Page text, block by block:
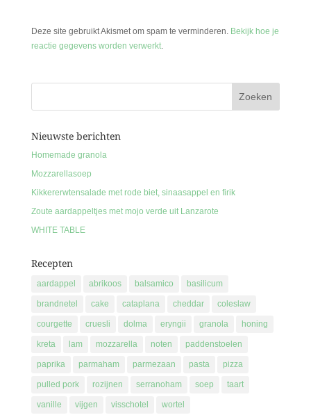
Deze site gebruikt Akismet om spam te verminderen. Bekijk hoe je
reactie gegevens worden verwerkt.
Nieuwste berichten
Homemade granola
Mozzarellasoep
Kikkererwtensalade met rode biet, sinaasappel en firik
Zoute aardappeltjes met mojo verde uit Lanzarote
WHITE TABLE
Recepten
aardappel abrikoos balsamico basilicum
brandnetel cake cataplana cheddar coleslaw
courgette cruesli dolma eryngii granola honing
kreta lam mozzarella noten paddenstoelen
paprika parmaham parmezaan pasta pizza
pulled pork rozijnen serranoham soep taart
vanille vijgen visschotel wortel